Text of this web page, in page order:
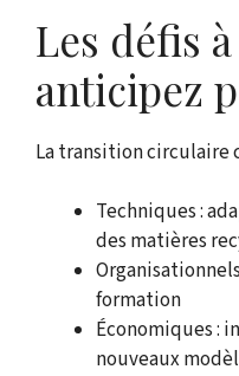
Les défis
anticipez
La transition circulaire
Techniques :
des matières
formation
Économiques :
nouveaux